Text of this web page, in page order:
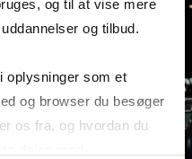
og til at vise mere
og tilbud.
oplysninger som et
og browser du besøger
os fra, og hvordan du